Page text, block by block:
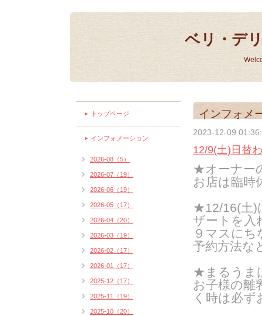
ベリ・デ
インフォメ
2023-12-09
12/9(土)日替
★オーナー
お店は臨時
★12/16(土)
ザートを入
９マスに
予約方法な
★まるうま
お子様の離
く時は 必ず
トップページ
インフォメーション
2026-08（5）
2026-07（19）
2026-06（19）
2026-05（17）
2026-04（20）
2026-03（19）
2026-02（17）
2026-01（17）
2025-12（17）
2025-11（19）
2025-10（20）